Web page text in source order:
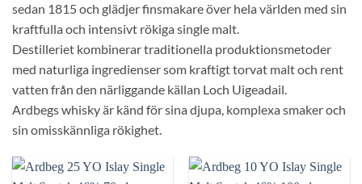
sedan 1815 och glädjer finsmakare över hela världen med sin
kraftfulla och intensivt rökiga single malt.
Destilleriet kombinerar traditionella produktionsmetoder
med naturliga ingredienser som kraftigt torvat malt och rent
vatten från den närliggande källan Loch Uigeadail.
Ardbegs whisky är känd för sina djupa, komplexa smaker och
sin omisskännliga rökighet.